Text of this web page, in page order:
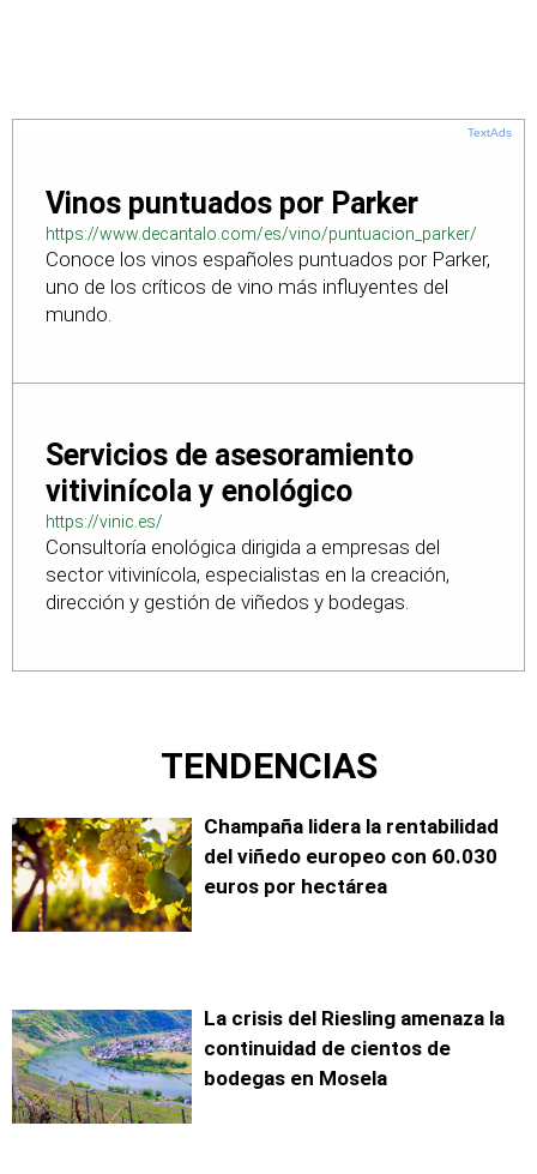
TextAds
Vinos puntuados por Parker
https://www.decantalo.com/es/vino/puntuacion_parker/
Conoce los vinos españoles puntuados por Parker,
uno de los críticos de vino más influyentes del
mundo.
Servicios de asesoramiento
vitivinícola y enológico
https://vinic.es/
Consultoría enológica dirigida a empresas del
sector vitivinícola, especialistas en la creación,
dirección y gestión de viñedos y bodegas.
TENDENCIAS
Champaña lidera la rentabilidad
del viñedo europeo con 60.030
euros por hectárea
La crisis del Riesling amenaza la
continuidad de cientos de
bodegas en Mosela